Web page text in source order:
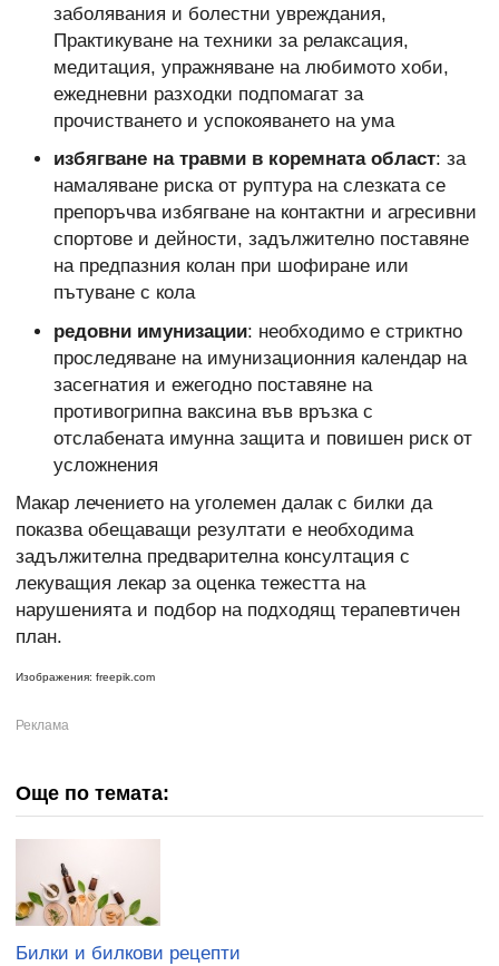
заболявания и болестни увреждания,
Практикуване на техники за релаксация,
медитация, упражняване на любимото хоби,
ежедневни разходки подпомагат за
прочистването и успокояването на ума
избягване на травми в коремната област: за
намаляване риска от руптура на слезката се
препоръчва избягване на контактни и агресивни
спортове и дейности, задължително поставяне
на предпазния колан при шофиране или
пътуване с кола
редовни имунизации: необходимо е стриктно
проследяване на имунизационния календар на
засегнатия и ежегодно поставяне на
противогрипна ваксина във връзка с
отслабената имунна защита и повишен риск от
усложнения
Макар лечението на уголемен далак с билки да
показва обещаващи резултати е необходима
задължителна предварителна консултация с
лекуващия лекар за оценка тежестта на
нарушенията и подбор на подходящ терапевтичен
план.
Изображения: freepik.com
Още по темата:
Билки и билкови рецепти